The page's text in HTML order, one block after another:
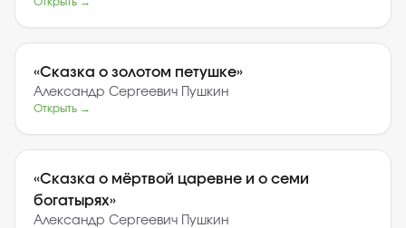
«Сказка о золотом петушке»
Александр Сергеевич Пушкин
Открыть →
«Сказка о мёртвой царевне и о семи
богатырях»
Александр Сергеевич Пушкин